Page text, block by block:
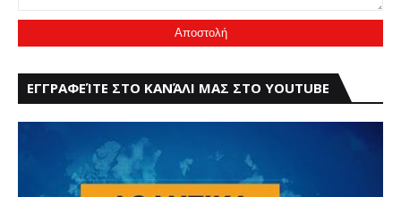
ΕΓΓΡΑΦΕΊΤΕ ΣΤΟ ΚΑΝΆΛΙ ΜΑΣ ΣΤΟ YOUTUBE